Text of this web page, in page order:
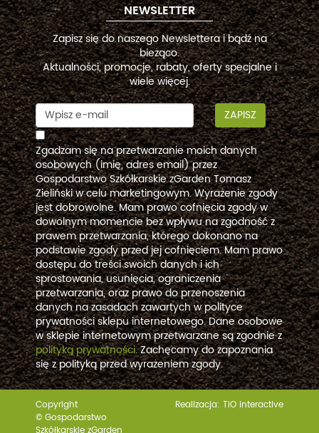
NEWSLETTER
Zapisz się do naszego Newslettera i bądź na
bieżąco.
Aktualności, promocje, rabaty, oferty specjalne i
wiele więcej.
ZAPISZ
Zgadzam się na przetwarzanie moich danych
osobowych (imię, adres email) przez
Gospodarstwo Szkółkarskie zGarden Tomasz
Zieliński w celu marketingowym. Wyrażenie zgody
jest dobrowolne. Mam prawo cofnięcia zgody w
dowolnym momencie bez wpływu na zgodność z
prawem przetwarzania, którego dokonano na
podstawie zgody przed jej cofnięciem. Mam prawo
dostępu do treści swoich danych i ich
sprostowania, usunięcia, ograniczenia
przetwarzania, oraz prawo do przenoszenia
danych na zasadach zawartych w polityce
prywatności sklepu internetowego. Dane osobowe
w sklepie internetowym przetwarzane są zgodnie z
polityką prywatności. Zachęcamy do zapoznania
się z polityką przed wyrażeniem zgody.
Copyright
© Gospodarstwo
Szkółkarskie zGarden
Realizacja: TiO interactive